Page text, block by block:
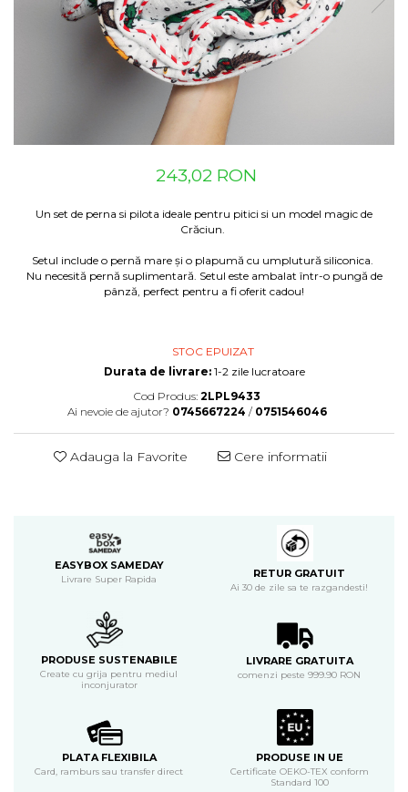
Suzete Silicon
Try It Bibs Denmark
243,02 RON
Un set de perna si pilota ideale pentru pitici si un model magic de
Crăciun.
Setul include o pernă mare și o plapumă cu umplutură siliconica.
Nu necesită pernă suplimentară. Setul este ambalat într-o pungă de
pânză, perfect pentru a fi oferit cadou!
STOC EPUIZAT
Durata de livrare:1-2 zile lucratoare
Cod Produs: 2LPL9433
Ai nevoie de ajutor? 0745667224 / 0751546046
Adauga la Favorite Cere informatii
EASYBOX SAMEDAY
Livrare Super Rapida RETUR GRATUIT
Ai 30 de zile sa te razgandesti!
PRODUSE SUSTENABILE
Create cu grija pentru mediul
inconjurator
LIVRARE GRATUITA
comenzi peste 999.90 RON
PLATA FLEXIBILA
Card, ramburs sau transfer direct
PRODUSE IN UE
Certificate OEKO-TEX conform
Standard 100